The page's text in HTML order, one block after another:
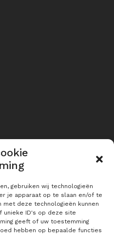
gebruiken wij technologieën
je apparaat op te slaan en/of te
met deze technologieën kunnen
unieke ID's op deze site
geeft of uw toestemming
hebben op bepaalde functies
en toets 1